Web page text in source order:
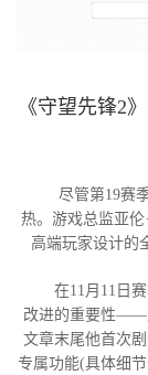
《守望先锋2
尽管第19赛季
热。游戏总监亚伦
高端玩家设计的
在11月11日赛
改进的重要性——
文章末尾他首次
专属功能(具体细